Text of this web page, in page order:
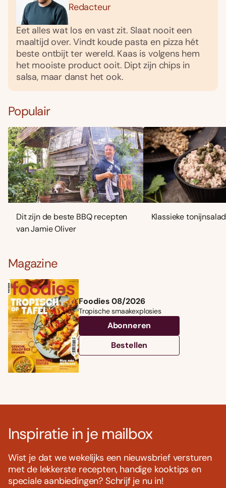
Redacteur
Eet alles wat los en vast zit. Slaat nooit een
maaltijd over. Vindt koude pasta en pizza hét
beste ontbijt ter wereld. Kaas is volgens hem
het mooiste product ooit. Dipt zijn chips in
salsa, maar danst het ook.
Populair
Dit zijn de beste BBQ recepten
van Jamie Oliver
Klassieke
Magazine
Foodies 08/2026
Tropische smaakexplosies
Abonneren
Bestellen
Inspiratie in je mailbox
Wist je dat we wekelijks een nieuwsbrief versturen
met de lekkerste recepten, handige kooktips en
speciale aanbiedingen? Schrijf je nu in!